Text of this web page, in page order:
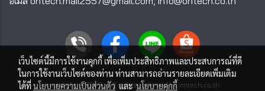
copyright © 2019 ; All rights reserved by ontech.co.th
เว็บไซต์นี้มีการใช้งานคุกกี้ เพื่อเพิ่มประสิทธิภาพและประสบการณ์ที่ดี
ในการใช้งานเว็บไซต์ของท่าน ท่านสามารถอ่านรายละเอียดเพิ่มเติม
ได้ที่นโยบายความเป็นส่วนตัว และนโยบายคุกกี้